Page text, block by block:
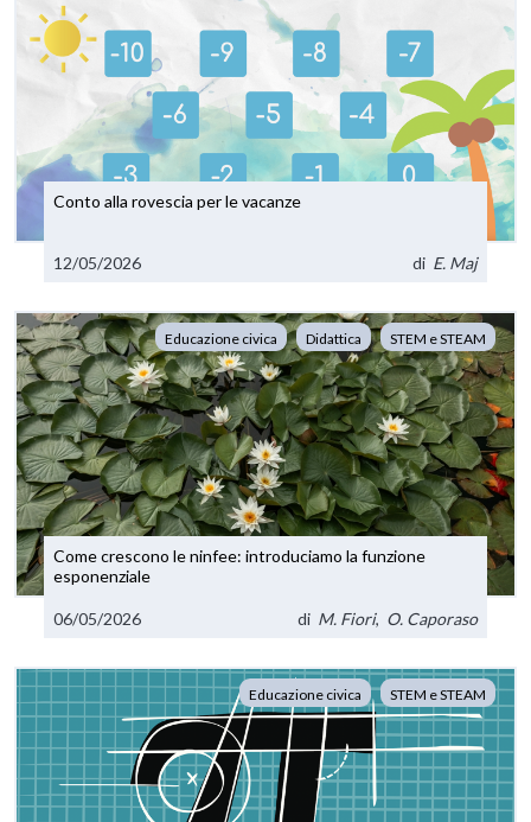
Conto alla rovescia per le vacanze
12/05/2026 di E. Maj
Educazione civica Didattica STEM e STEAM
Come crescono le ninfee: introduciamo la funzione
esponenziale
06/05/2026 di M. Fiori, O. Caporaso
Educazione civica STEM e STEAM